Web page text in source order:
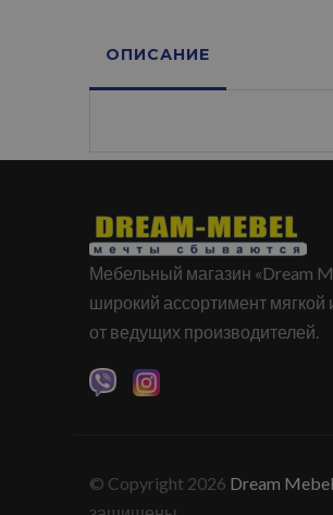
ОПИСАНИЕ
Мебельный магазин «Dream
широкий ассортимент мягкой
от ведущих производителей.
© Copyright 2026 Dream Mebel